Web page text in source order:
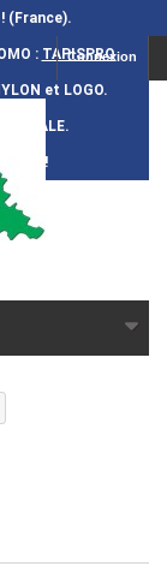
! (France).
: TAPISPRO
et LOGO.
!
Connexion